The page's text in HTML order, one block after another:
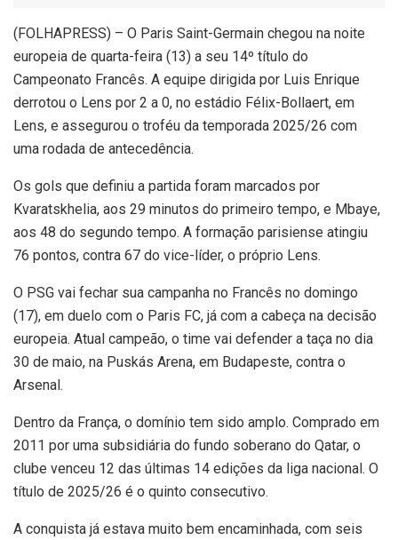
(FOLHAPRESS) – O Paris Saint-Germain chegou na noite
europeia de quarta-feira (13) a seu 14º título do
Campeonato Francês. A equipe dirigida por Luis Enrique
derrotou o Lens por 2 a 0, no estádio Félix-Bollaert, em
Lens, e assegurou o troféu da temporada 2025/26 com
uma rodada de antecedência.
Os gols que definiu a partida foram marcados por
Kvaratskhelia, aos 29 minutos do primeiro tempo, e Mbaye,
aos 48 do segundo tempo. A formação parisiense atingiu
76 pontos, contra 67 do vice-líder, o próprio Lens.
O PSG vai fechar sua campanha no Francês no domingo
(17), em duelo com o Paris FC, já com a cabeça na decisão
europeia. Atual campeão, o time vai defender a taça no dia
30 de maio, na Puskás Arena, em Budapeste, contra o
Arsenal.
Dentro da França, o domínio tem sido amplo. Comprado em
2011 por uma subsidiária do fundo soberano do Qatar, o
clube venceu 12 das últimas 14 edições da liga nacional. O
título de 2025/26 é o quinto consecutivo.
A conquista já estava muito bem encaminhada, com seis